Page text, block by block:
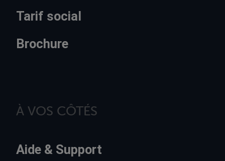
Tarif social
Brochure
À VOS CÔTÉS
Aide & Support